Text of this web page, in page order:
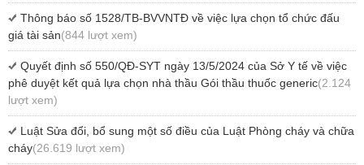
Thông báo số 1528/TB-BVVNTĐ về việc lựa chọn tổ chức đấu
giá tài sản(844 lượt xem)
Quyết định số 550/QĐ-SYT ngày 13/5/2024 của Sở Y tế về việc
phê duyệt kết quả lựa chọn nhà thầu Gói thầu thuốc generic(2.124
lượt xem)
Luật Sửa đổi, bổ sung một số điều của Luật Phòng cháy và chữa
cháy(26.619 lượt xem)